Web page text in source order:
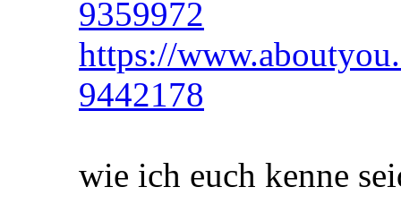
9359972
https://
9442178
wie ich euch kenne